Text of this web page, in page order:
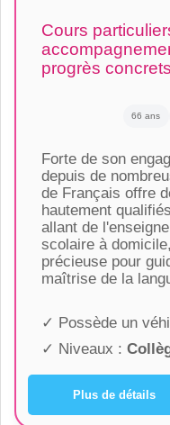
Cours
progrès concrets
66 ans
Forte de son
depuis de
de Français offre
hautement
allant de
scolaire à
précieuse pour
maîtrise de la
✓ Possède un
✓ Niveaux :
Plus de détails